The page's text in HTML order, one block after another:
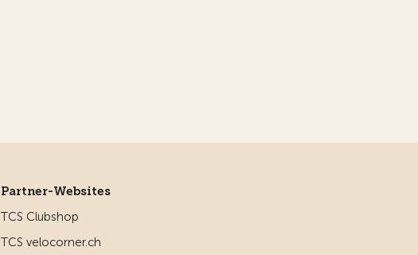
Partner-Websites
TCS Clubshop
TCS velocorner.ch